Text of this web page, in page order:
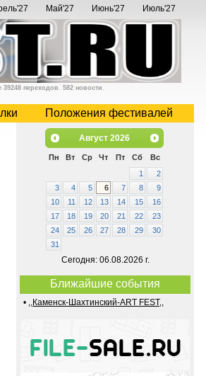
Май'27 Июнь'27 Июль'27
39248 переходов . 582 новости .
Положения фестивалей
Август 2026
Пн Вт Ср Чт Пт Сб
Вс
1
2
3
4 5 6 7 8
9
10
11 12 13 14 15
16
17
18 19 20 21 22
23
24
25 26 27 28 29
30
31
Сегодня: 06.08.2026 г.
Ближайшие события
• ,,Каменск-Шахтинский-ART FEST,,